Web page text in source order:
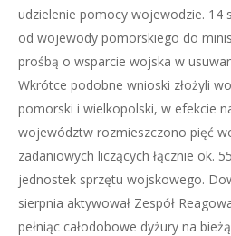
udzielenie pomocy wojewodzie. 14
od wojewody pomorskiego do
prośbą o wsparcie wojska w
Wkrótce podobne wnioski złożyli
pomorski i wielkopolski, w efekcie
województw rozmieszczono pięć
zadaniowych liczących łącznie ok.
jednostek sprzętu wojskowego.
sierpnia aktywował Zespół
pełniąc całodobowe dyżury na